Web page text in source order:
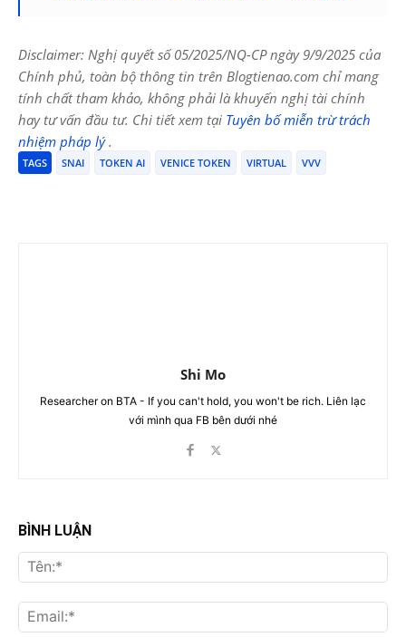
Disclaimer: Nghị quyết số 05/2025/NQ-CP ngày 9/9/2025 của
Chính phủ, toàn bộ thông tin trên Blogtienao.com chỉ mang
tính chất tham khảo, không phải là khuyến nghị tài chính
hay tư vấn đầu tư. Chi tiết xem tại Tuyên bố miễn trừ trách
nhiệm pháp lý.
TAGS SNAI TOKEN AI VENICE TOKEN VIRTUAL VVV
Shi Mo
Researcher on BTA - If you can't hold, you won't be rich. Liên lạc
với mình qua FB bên dưới nhé
BÌNH LUẬN